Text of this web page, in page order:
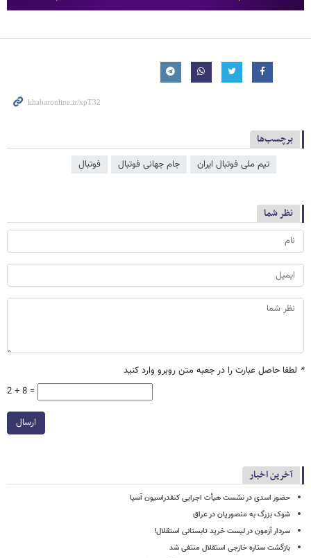
برچسب‌ها
تیم ملی فوتبال ایران جام جهانی فوتبال فوتبال
نظر شما
* لطفا حاصل عبارت را در جعبه متن روبرو وارد کنید
2 + 8 =
ارسال
آخرین اخبار
حضور اسدی در نشست هیأت اجرایی کنفدراسیون آسیا
شوک بزرگ به منصوریان در عراق
سردار آزمون در لیست خرید تابستانی استقلال!
بازگشت ستاره خارجی استقلال منتفی شد